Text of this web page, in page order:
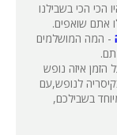
הכי הכי בשבילנו
אתם שואפים.
- המה המושלמים
הזמן איזה נופש
לנופש,עם
בשבילכם,